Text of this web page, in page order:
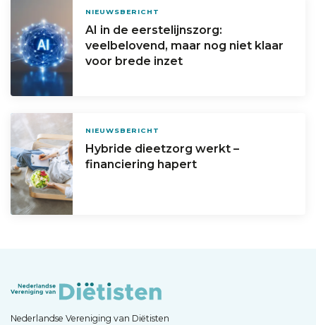
NIEUWSBERICHT
AI in de eerstelijnszorg:
veelbelovend, maar nog niet klaar
voor brede inzet
NIEUWSBERICHT
Hybride dieetzorg werkt –
financiering hapert
Nederlandse Vereniging van Diëtisten